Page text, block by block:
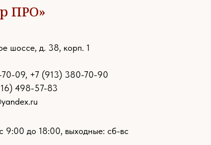
ПРО»
шоссе, д. 38, корп. 1
70-09, +7 (913) 380-70-90
498-57-83
9:00 до 18:00, выходные: сб-вс